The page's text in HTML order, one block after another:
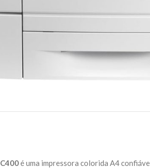
é uma impressora colorida A4